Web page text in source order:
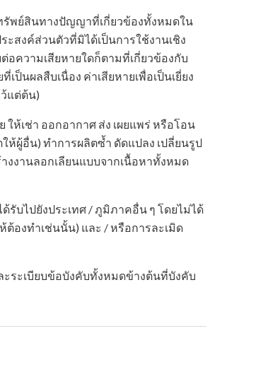
รัพย์สินทางปัญญาที่เกี่ยวข้องทั้งหมดใน
สงค์ส่วนตัวที่มิได้เป็นการใช้งานเชิง
ความเสียหายใดก็ตามที่เกี่ยวข้องกับ
ป็นผลสืบเนื่อง ค่าเสียหายเพื่อเป็นเยี่ยง
แต่ต้น)
เช่า ออกอากาศ ส่ง เผยแพร่ หรือโอน
ผู้อื่น) ทำการผลิตซ้ำ ดัดแปลง เปลี่ยนรูป
งานลอกเลียนแบบจากเนื้อหาทั้งหมด
บไปยังประเทศ / ภูมิภาคอื่น ๆ โดยไม่ได้
องทำเช่นนั้น) และ / หรือการละเมิด
ระเบียบข้อบังคับทั้งหมดข้างต้นที่บังคับ